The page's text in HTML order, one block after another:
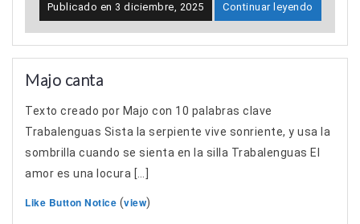
Publicado en 3 diciembre, 2025 Continuar leyendo
Majo canta
Texto creado por Majo con 10 palabras clave
Trabalenguas Sista la serpiente vive sonriente, y usa la
sombrilla cuando se sienta en la silla Trabalenguas El
amor es una locura […]
Like Button Notice (view)